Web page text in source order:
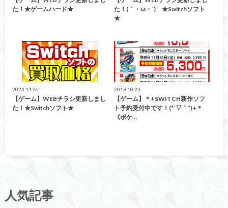
た！★ゲームハード★
た！(｀・ω・´)ゞ★Switchソフト
★
買取告知
2023.11.26
【ゲーム】WEBチラシ更新しまし
た！★Switchソフト★
ゲーム
2019.10.23
【ゲーム】＊+SWITCH新作ソフ
ト予約受付中です！(*´▽｀*)+＊
《ポケ…
人気記事